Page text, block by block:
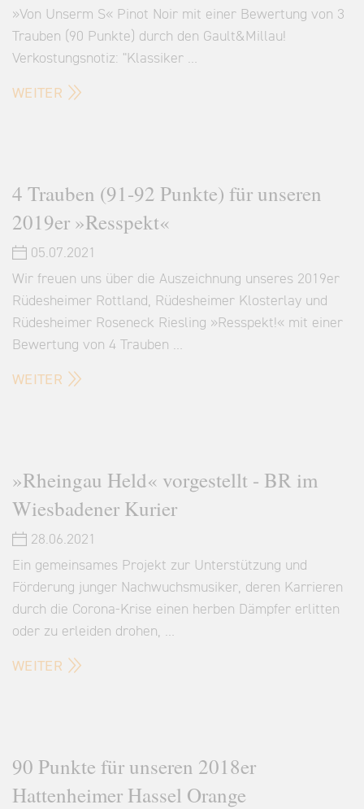
»Von Unserm S« Pinot Noir mit einer Bewertung von 3
Trauben (90 Punkte) durch den Gault&Millau!
Verkostungsnotiz: "Klassiker …
WEITER
4 Trauben (91-92 Punkte) für unseren
2019er »Resspekt«
05.07.2021
Wir freuen uns über die Auszeichnung unseres 2019er
Rüdesheimer Rottland, Rüdesheimer Klosterlay und
Rüdesheimer Roseneck Riesling »Resspekt!« mit einer
Bewertung von 4 Trauben …
WEITER
»Rheingau Held« vorgestellt - BR im
Wiesbadener Kurier
28.06.2021
Ein gemeinsames Projekt zur Unterstützung und
Förderung junger Nachwuchsmusiker, deren Karrieren
durch die Corona-Krise einen herben Dämpfer erlitten
oder zu erleiden drohen, …
WEITER
90 Punkte für unseren 2018er
Hattenheimer Hassel Orange